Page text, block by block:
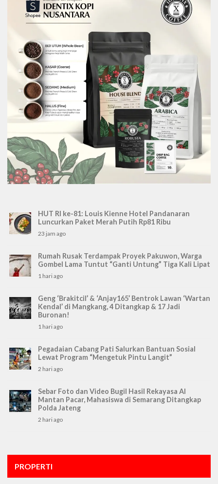
HUT RI ke-81: Louis Kienne Hotel Pandanaran
Luncurkan Paket Merah Putih Rp81 Ribu
23 jam ago
Rumah Rusak Terdampak Proyek Pakuwon, Warga
Gombel Lama Tuntut “Ganti Untung” Tiga Kali Lipat
1 hari ago
Geng ‘Brakitcil’ & ‘Anjay165’ Bentrok Lawan ‘Wartan
Kendal’ di Mangkang, 4 Ditangkap & 17 Jadi
Buronan!
1 hari ago
Pegadaian Cabang Pati Salurkan Bantuan Sosial
Lewat Program “Mengetuk Pintu Langit”
2 hari ago
Sebar Foto dan Video Bugil Hasil Rekayasa AI
Mantan Pacar, Mahasiswa di Semarang Ditangkap
Polda Jateng
2 hari ago
PROPERTI